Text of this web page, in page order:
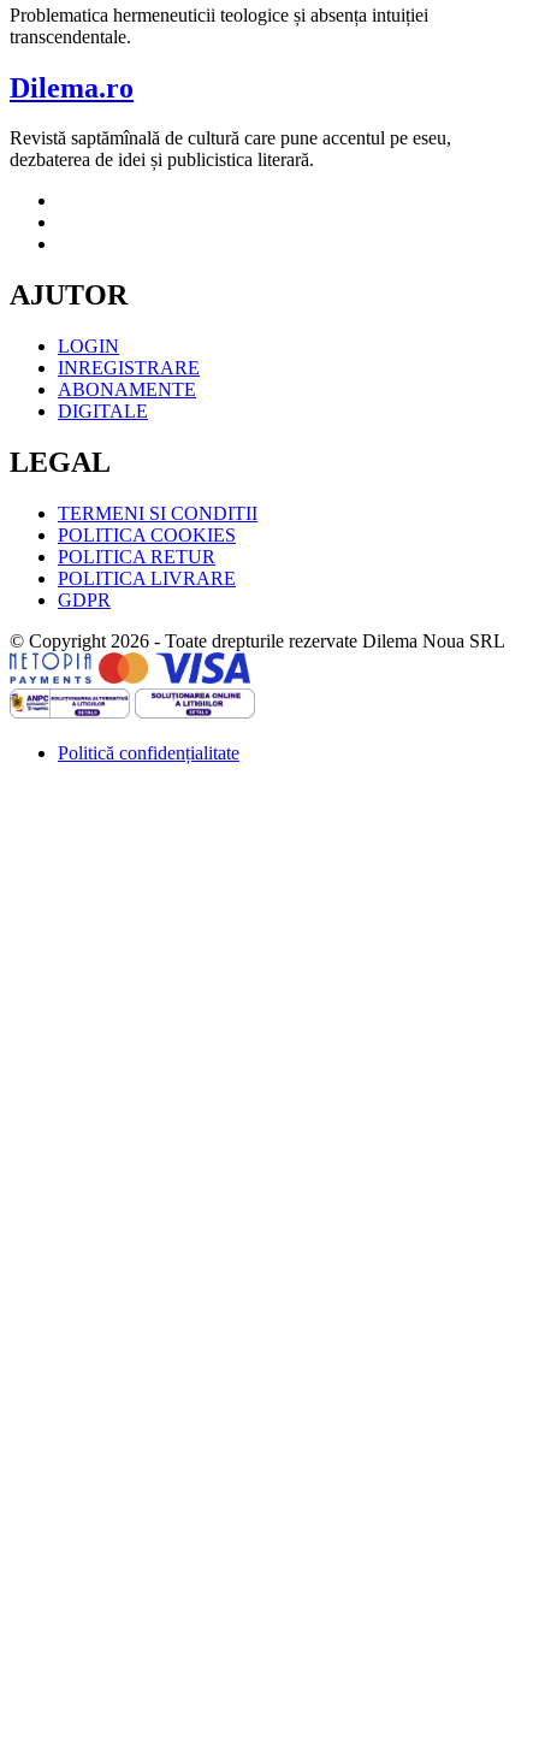
Problematica hermeneuticii teologice și absența intuiției
transcendentale.
Dilema.ro
Revistă saptămînală de cultură care pune accentul pe eseu,
dezbaterea de idei și publicistica literară.
AJUTOR
LOGIN
INREGISTRARE
ABONAMENTE
DIGITALE
LEGAL
TERMENI SI CONDITII
POLITICA COOKIES
POLITICA RETUR
POLITICA LIVRARE
GDPR
© Copyright 2026 - Toate drepturile rezervate Dilema Noua SRL
Politică confidențialitate